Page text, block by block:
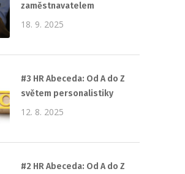
zaměstnavatelem
18. 9. 2025
#3 HR Abeceda: Od A do Z
světem personalistiky
12. 8. 2025
#2 HR Abeceda: Od A do Z